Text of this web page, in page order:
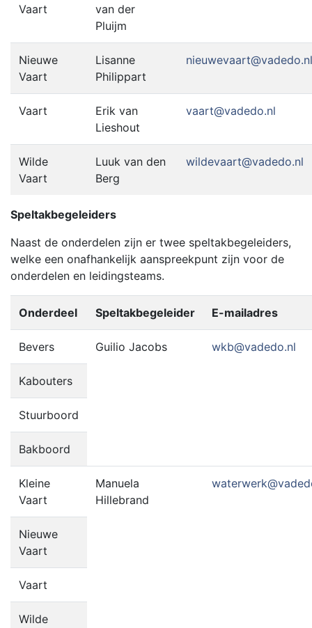
Vaart
van der
Pluijm
Nieuwe
Vaart
Lisanne
Philippart
nieuwevaart@vadedo.nl
Vaart
Erik van
Lieshout
vaart@vadedo.nl
Wilde
Vaart
Luuk van den
Berg
wildevaart@vadedo.nl
Speltakbegeleiders
Naast de onderdelen zijn er twee speltakbegeleiders,
welke een onafhankelijk aanspreekpunt zijn voor de
onderdelen en leidingsteams.
Onderdeel Speltakbegeleider E-mailadres
Bevers Guilio Jacobs wkb@vadedo.nl
Kabouters
Stuurboord
Bakboord
Kleine
Vaart
Manuela
Hillebrand
Nieuwe
Vaart
Vaart
Wilde